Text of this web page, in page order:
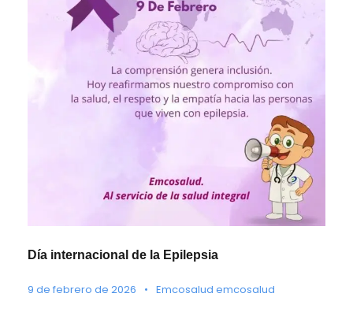
Día internacional de la Epilepsia
9 de febrero de 2026 • Emcosalud emcosalud